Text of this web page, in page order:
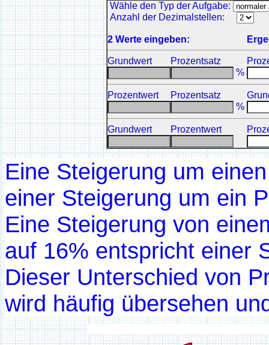
Wähle den Typ der Aufgabe:
Anzahl der Dezimalstellen:
2 Werte eingeben:
Grundwert Prozentsatz
%
Prozentwert Prozentsatz
%
Grundwert Prozentwert
Eine Steigerung um
einer Steigerung um ein
Eine Steigerung von
auf 16% entspricht einer
Dieser Unterschied von
wird häufig übersehen